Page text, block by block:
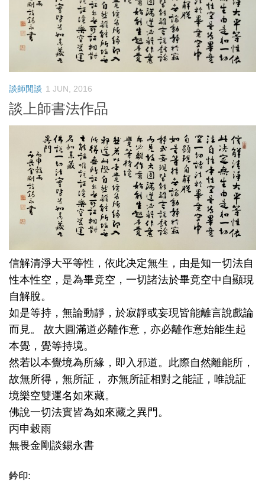
談師閒談 1 JUN, 2016
談上師書法作品
信解清淨大平等性，依此决定無生，由是知一切法自
性本性空，是為畢竟空，一切諸法於畢竟空中自顯現
自解脫。
如是等持，無論動靜，於寂靜或妄現皆能離言說戲論
而見。 故大圓滿道必離作意，亦必離作意始能生起
本覺，覺等持境。
然若以本覺境為所緣，即入邪道。此際自然離能所，
故無所得，無所証， 亦無所証相對之能証，唯說証
境樂空雙運名如來藏。
佛說一切法實皆為如來藏之異門。
丙申榖雨
無畏金剛談錫永書
鈐印: